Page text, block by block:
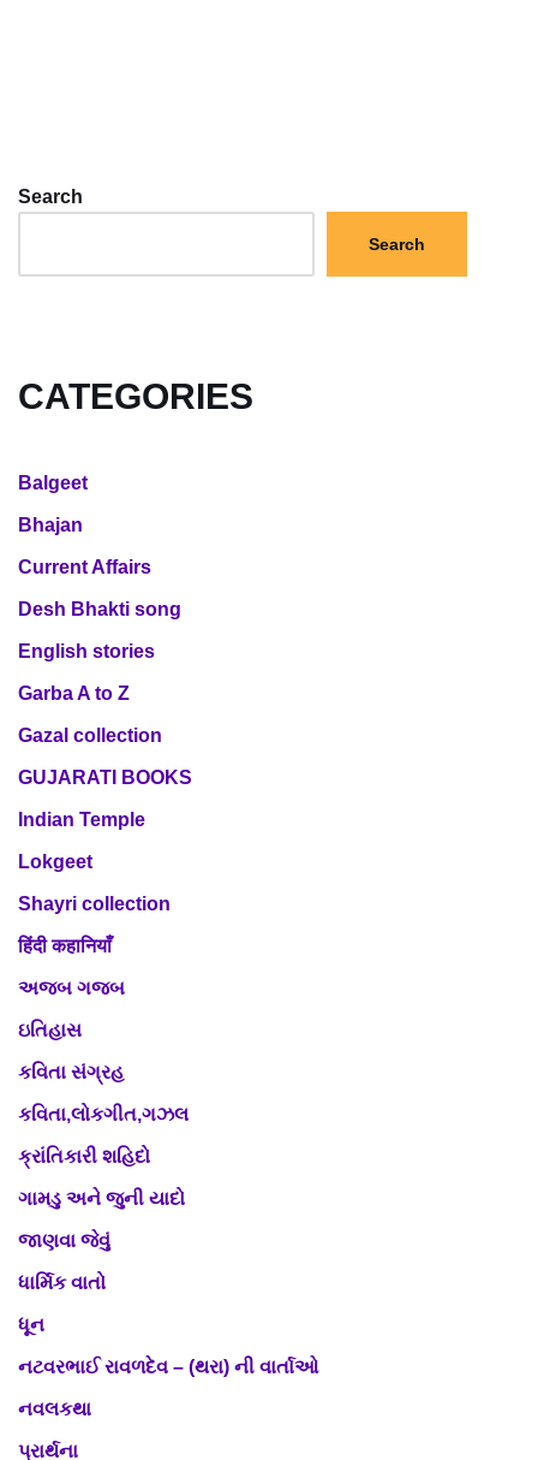
Search
Search
CATEGORIES
Balgeet
Bhajan
Current Affairs
Desh Bhakti song
English stories
Garba A to Z
Gazal collection
GUJARATI BOOKS
Indian Temple
Lokgeet
Shayri collection
हिंदी कहानियाँ
અજબ ગજબ
ઇતિહાસ
કવિતા સંગ્રહ
કવિતા,લોકગીત,ગઝલ
ક્રાંતિકારી શહિદો
ગામડુ અને જુની યાદો
જાણવા જેવું
ધાર્મિક વાતો
ધૂન
નટવરભાઈ રાવળદેવ – (થરા) ની વાર્તાઓ
નવલકથા
પ્રાર્થના